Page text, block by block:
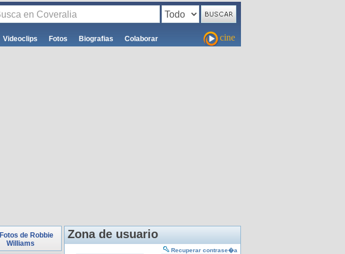
Videoclips Fotos Biografias Colaborar cine
Fotos de Robbie
Williams
Zona de usuario
Recuperar contrase�a